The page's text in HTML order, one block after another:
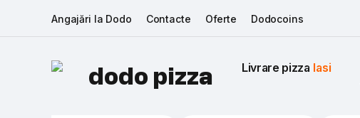
Angajări la Dodo Contacte Oferte Dodocoins
dodo pizza Livrare pizza Iasi